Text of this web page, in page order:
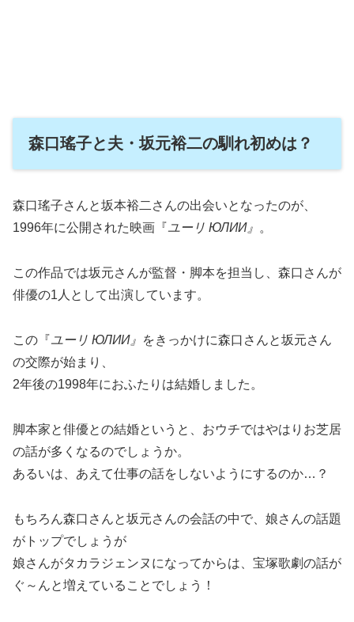
森口瑤子と夫・坂元裕二の馴れ初めは？
森口瑤子さんと坂本裕二さんの出会いとなったのが、
1996年に公開された映画『ユーリ ЮЛИИ』 。
この作品では坂元さんが監督・脚本を担当し、森口さんが
俳優の1人として出演しています。
この『ユーリ ЮЛИИ』 をきっかけに森口さんと坂元さん
の交際が始まり、
2年後の1998年におふたりは結婚しました。
脚本家と俳優との結婚というと、おウチではやはりお芝居
の話が多くなるのでしょうか。
あるいは、あえて仕事の話をしないようにするのか…？
もちろん森口さんと坂元さんの会話の中で、娘さんの話題
がトップでしょうが
娘さんがタカラジェンヌになってからは、宝塚歌劇の話が
ぐ～んと増えていることでしょう！